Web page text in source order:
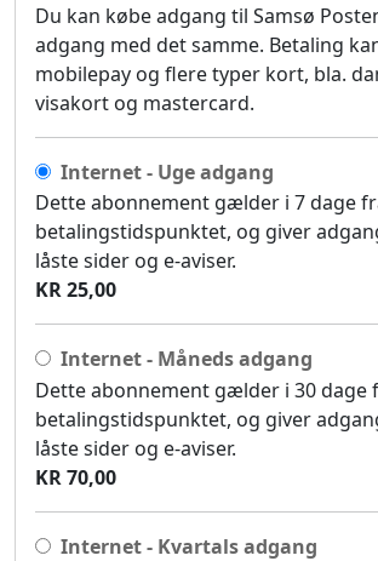
Du kan købe adgang til Samsø
adgang med det samme. Betaling
mobilepay og flere typer kort, bla.
visakort og mastercard.
Internet - Uge adgang
Dette abonnement gælder i 7 dage
betalingstidspunktet, og giver
låste sider og e-aviser.
KR 25,00
Internet - Måneds adgang
Dette abonnement gælder i 30 dage
betalingstidspunktet, og giver
låste sider og e-aviser.
KR 70,00
Internet - Kvartals adgang